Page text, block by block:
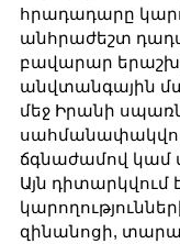
հրադադարը
անհրաժեշտ
բավարար
անվտանգային
մեջ Իրանի
ճգնաժամով կամ
Այն դիտարկվում
զինանոցի,